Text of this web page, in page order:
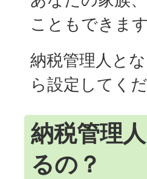
こともできます
納税管理人と
ら設定してくだ
納税管理
るの？